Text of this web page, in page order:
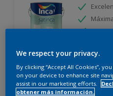
Sólo disponible en tienda
We respect your privacy.
By clicking “Accept All Cookies”,
on your device to enhance site
assist in our marketing efforts.
obtener más información.